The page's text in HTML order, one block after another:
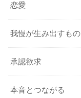
恋愛
我慢が生み出すもの
承認欲求
本音とつながる